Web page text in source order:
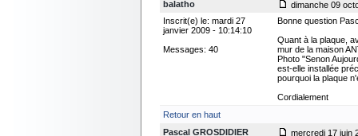
balatho
dimanche 09
Inscrit(e) le: mardi 27
janvier 2009 - 10:14:10
Messages: 40
Bonne question
Quant à la plaque,
mur de la maison
Photo "Senon
est-elle installée
pourquoi la plaque
Cordialement
Retour en haut
Pascal GROSDIDIER
mercredi 17 juin